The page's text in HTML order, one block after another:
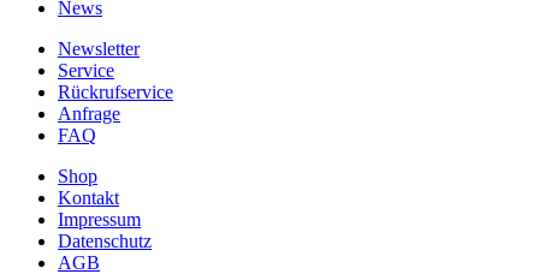
News
Newsletter
Service
Rückrufservice
Anfrage
FAQ
Shop
Kontakt
Impressum
Datenschutz
AGB